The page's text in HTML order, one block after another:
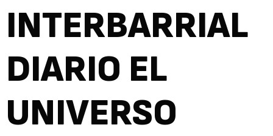
INTERBARRIAL
DIARIO EL
UNIVERSO